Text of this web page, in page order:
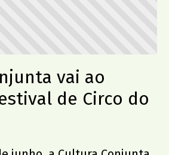
vai ao
de Circo do